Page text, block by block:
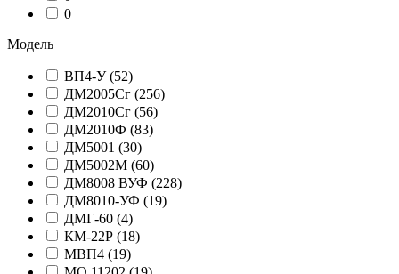
0
Модель
ВП4-У(52)
ДМ2005Сг (256)
ДМ2010Сг (56)
ДМ2010Ф (83)
ДМ5001 (30)
ДМ5002М (60)
ДМ8008 ВУФ (228)
ДМ8010-УФ (19)
ДМГ-60 (4)
КМ-22Р (18)
МВП4 (19)